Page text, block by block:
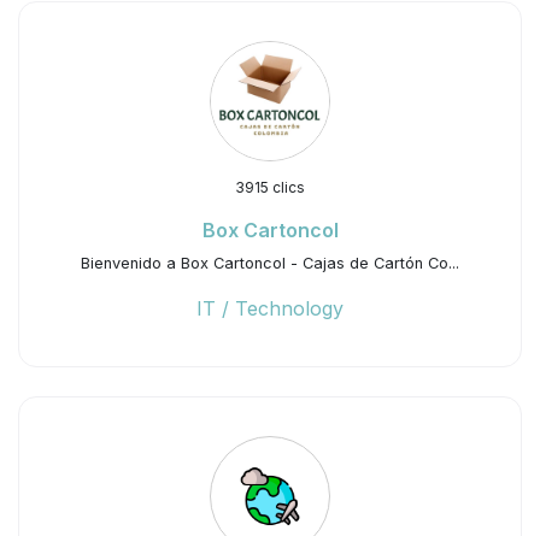
3915 clics
Box Cartoncol
Bienvenido a Box Cartoncol - Cajas de Cartón Co...
IT / Technology